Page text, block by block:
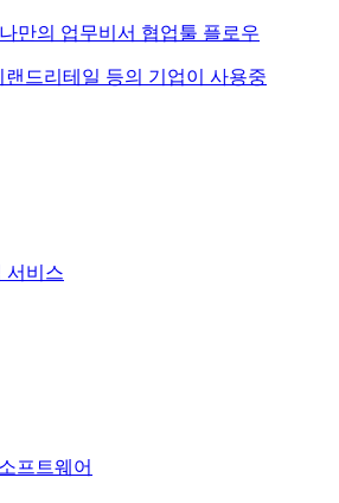
만의 업무비서 협업툴 플로우
랜드리테일 등의 기업이 사용중
서비스
프트웨어